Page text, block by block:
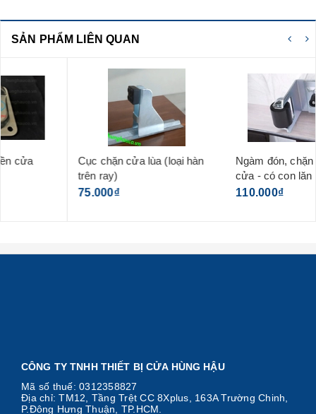
SẢN PHẨM LIÊN QUAN
Cục chặn cửa lùa (loại hàn
Ngàm đón, chặn và giữ đầu
cửa - có con lăn
CÔNG TY TNHH THIẾT BỊ CỬA HÙNG HẬU
Mã số thuế: 0312358827
Địa chỉ: TM12, Tầng Trệt CC 8Xplus, 163A Trường Chinh,
P.Đông Hưng Thuận, TP.HCM.